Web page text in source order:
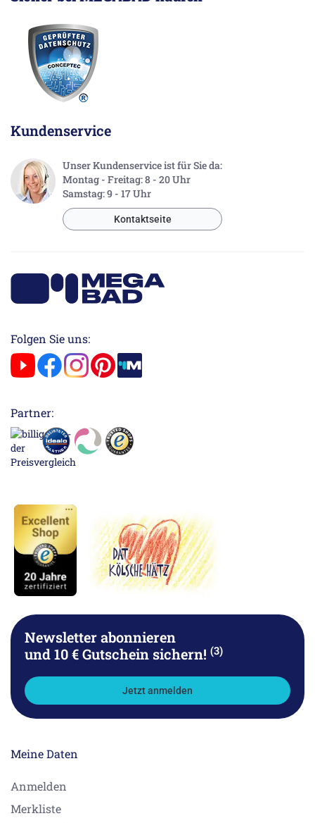
Kundenservice
Unser Kundenservice ist für Sie da:
Montag - Freitag: 8 - 20 Uhr
Samstag: 9 - 17 Uhr
Kontaktseite
Folgen Sie uns:
Partner:
Newsletter abonnieren
und 10 € Gutschein sichern! (3)
Jetzt anmelden
Meine Daten
Anmelden
Merkliste